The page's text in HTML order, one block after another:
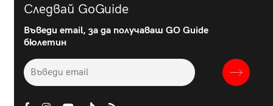
Следвай GoGuide
Въведи email, за да получаваш GO Guide
бюлетин